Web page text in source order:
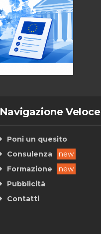
Navigazione Veloce
Poni un quesito
Consulenza
new
Formazione
new
Pubblicità
Contatti